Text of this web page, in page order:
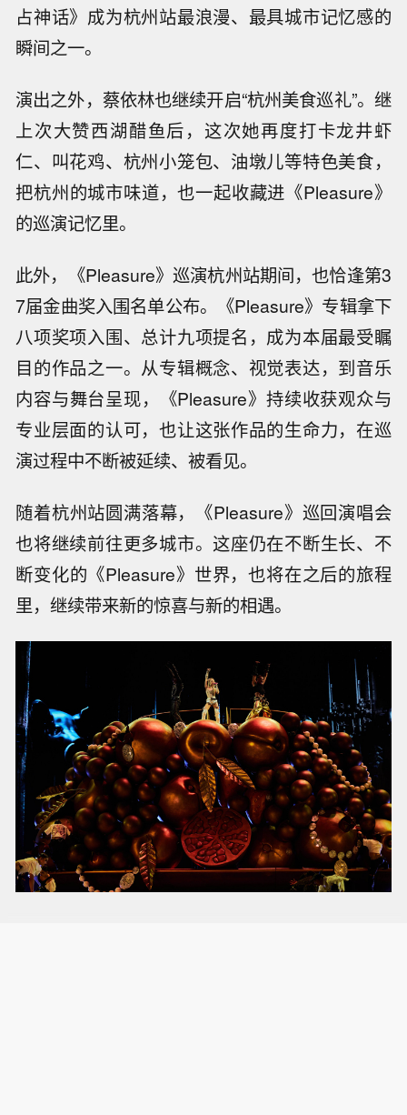
占神话》成为杭州站最浪漫、最具城市记忆感的
瞬间之一。
演出之外，蔡依林也继续开启“杭州美食巡礼”。继
上次大赞西湖醋鱼后，这次她再度打卡龙井虾
仁、叫花鸡、杭州小笼包、油墩儿等特色美食，
把杭州的城市味道，也一起收藏进《Pleasure》
的巡演记忆里。
此外，《Pleasure》巡演杭州站期间，也恰逢第3
7届金曲奖入围名单公布。《Pleasure》专辑拿下
八项奖项入围、总计九项提名，成为本届最受瞩
目的作品之一。从专辑概念、视觉表达，到音乐
内容与舞台呈现，《Pleasure》持续收获观众与
专业层面的认可，也让这张作品的生命力，在巡
演过程中不断被延续、被看见。
随着杭州站圆满落幕，《Pleasure》巡回演唱会
也将继续前往更多城市。这座仍在不断生长、不
断变化的《Pleasure》世界，也将在之后的旅程
里，继续带来新的惊喜与新的相遇。